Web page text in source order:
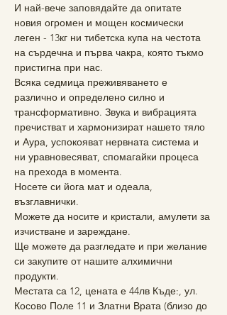
И най-вече заповядайте да опитате
новия огромен и мощен космически
леген - 13кг ни тибетска купа на честота
на сърдечна и първа чакра, която тъкмо
пристигна при нас.
Всяка седмица преживяването е
различно и определено силно и
трансформативно. Звука и вибрацията
пречистват и хармонизират нашето тяло
и Аура, успокояват нервната система и
ни уравновесяват, спомагайки процеса
на прехода в момента.
Носете си йога мат и одеала,
възглавнички.
Можете да носите и кристали, амулети за
изчистване и зареждане.
Ще можете да разгледате и при желание
си закупите от нашите алхимични
продукти.
Местата са 12, цената е 44лв Къде:, ул.
Косово Поле 11 и Златни Врата (близо до